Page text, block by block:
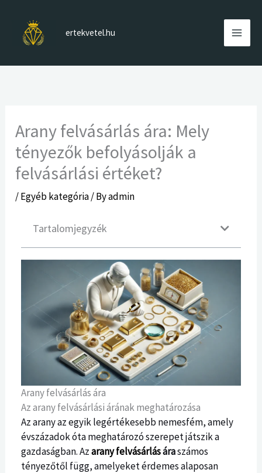
content
ertekvetel.hu
Arany felvásárlás ára: Mely
tényezők befolyásolják a
felvásárlási értéket?
/Egyéb kategória/ Byadmin
Tartalomjegyzék
Arany felvásárlás ára
Az arany felvásárlási árának meghatározása
Az arany az egyik legértékesebb nemesfém, amely
évszázadok óta meghatározó szerepet játszik a
gazdaságban. Azarany felvásárlásáraszámos
tényezőtől függ, amelyeket érdemes alaposan